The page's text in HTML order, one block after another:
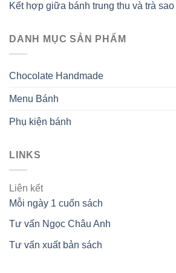
Kết hợp giữa bánh trung thu và trà
DANH MỤC SẢN PHẨM
Chocolate Handmade
Menu Bánh
Phụ kiện bánh
LINKS
Liên kết
Mỗi ngày 1 cuốn sách
Tư vấn Ngọc Châu Anh
Tư vấn xuất bản sách